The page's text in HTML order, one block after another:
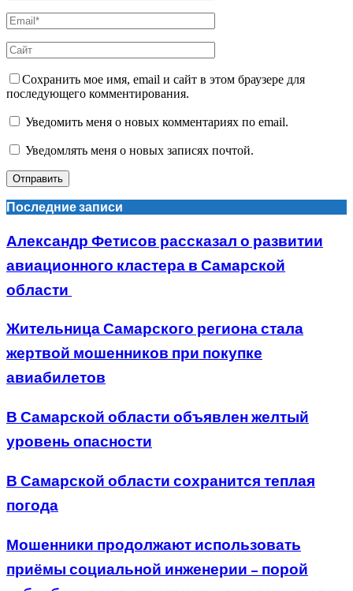
Сохранить мое имя, email и сайт в этом браузере для
последующего комментирования.
Уведомить меня о новых комментариях по email.
Уведомлять меня о новых записях почтой.
Последние записи
Александр Фетисов рассказал о развитии
авиационного кластера в Самарской
области
Жительница Самарского региона стала
жертвой мошенников при покупке
авиабилетов
В Самарской области объявлен желтый
уровень опасности
В Самарской области сохранится теплая
погода
Мошенники продолжают использовать
приёмы социальной инженерии – порой